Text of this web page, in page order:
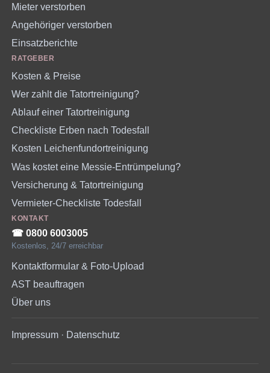
Mieter verstorben
Angehöriger verstorben
Einsatzberichte
RATGEBER
Kosten & Preise
Wer zahlt die Tatortreinigung?
Ablauf einer Tatortreinigung
Checkliste Erben nach Todesfall
Kosten Leichenfundortreinigung
Was kostet eine Messie-Entrümpelung?
Versicherung & Tatortreinigung
Vermieter-Checkliste Todesfall
KONTAKT
☎︎ 0800 6003005
Kostenlos, 24/7 erreichbar
Kontaktformular & Foto-Upload
AST beauftragen
Über uns
Impressum · Datenschutz